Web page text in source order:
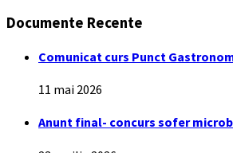
Documente Recente
Comunicat curs Punct
11 mai 2026
Anunt final- concurs sofer